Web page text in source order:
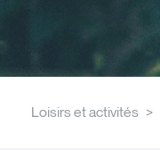
Loisirs et activités